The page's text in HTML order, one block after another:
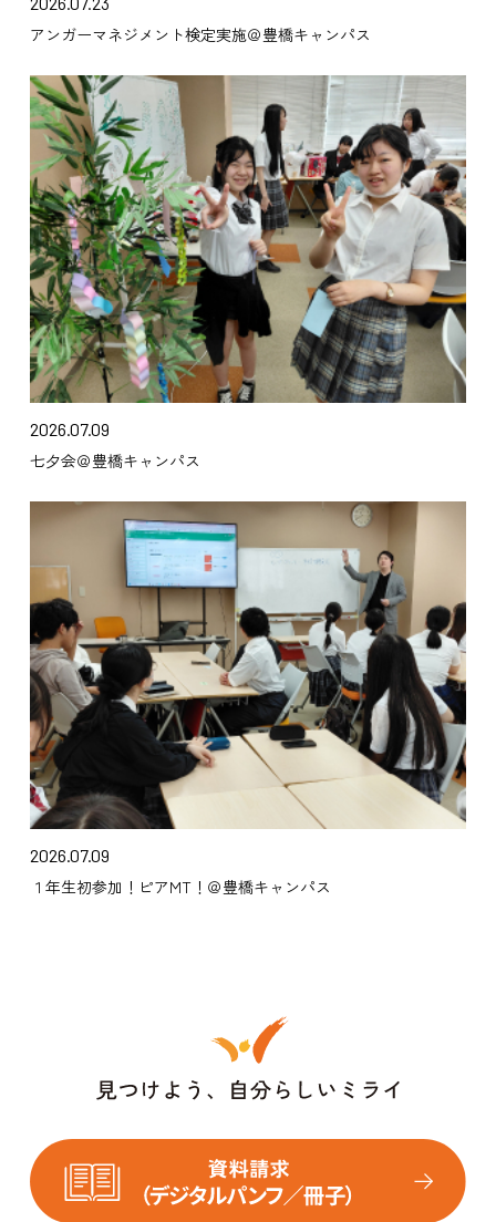
アンガーマネジメント検定実施＠豊橋キャンパス
2026.07.09
七夕会＠豊橋キャンパス
2026.07.09
１年生初参加！ピアMT！＠豊橋キャンパス